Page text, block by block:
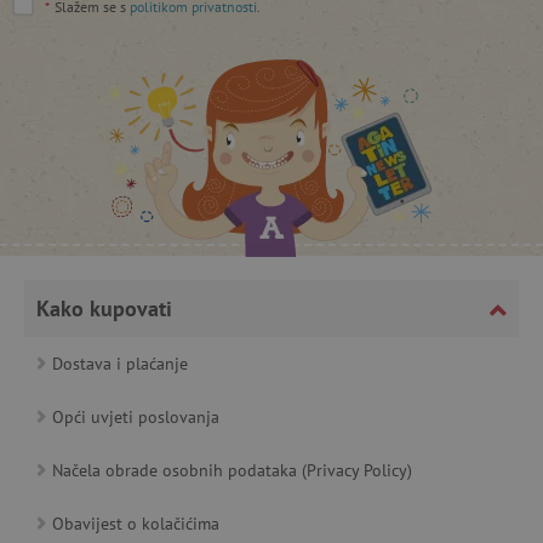
* Slažem se s politikom privatnosti
Kako kupovati
Dostava i plaćanje
Opći uvjeti poslovanja
Načela obrade osobnih podataka (Privacy Policy)
Obavijest o kolačićima
_lb_ccc .agatinsvijet.hr